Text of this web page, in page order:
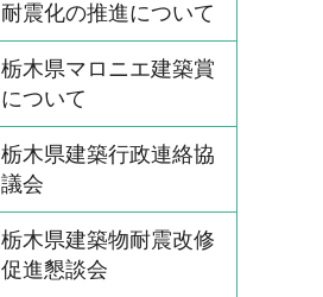
耐震化の推進について
栃木県マロニエ建築賞
について
栃木県建築行政連絡協
議会
栃木県建築物耐震改修
促進懇談会